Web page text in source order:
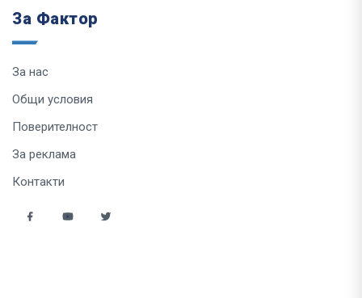
За Фактор
За нас
Общи условия
Поверителност
За реклама
Контакти